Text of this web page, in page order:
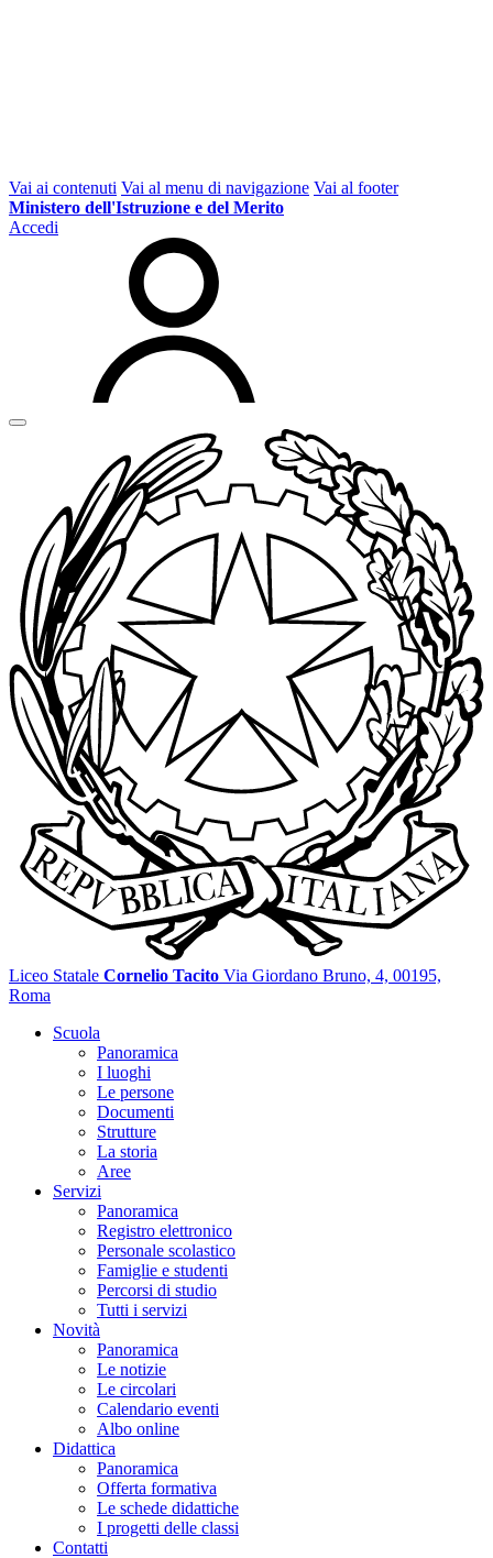
Vai ai contenuti Vai al menu di navigazione Vai al footer
Ministero dell'Istruzione e del Merito
Accedi
Liceo Statale Cornelio Tacito Via Giordano Bruno, 4, 00195,
Roma
Scuola
Panoramica
I luoghi
Le persone
Documenti
Strutture
La storia
Aree
Servizi
Panoramica
Registro elettronico
Personale scolastico
Famiglie e studenti
Percorsi di studio
Tutti i servizi
Novità
Panoramica
Le notizie
Le circolari
Calendario eventi
Albo online
Didattica
Panoramica
Offerta formativa
Le schede didattiche
I progetti delle classi
Contatti